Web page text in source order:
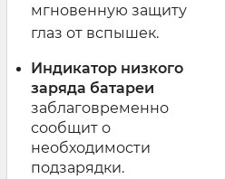
мгновенную защиту
глаз от вспышек.
Индикатор низкого
заряда батареи
заблаговременно
сообщит о
необходимости
подзарядки.